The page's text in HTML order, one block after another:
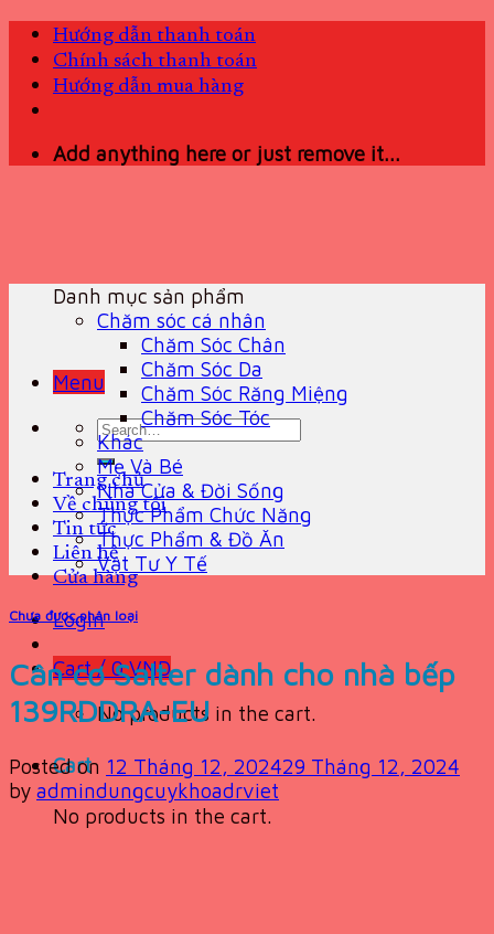
Skip
content
Hướng dẫn thanh toán
Chính sách thanh toán
Hướng dẫn mua hàng
Add anything here or just remove it...
Menu
Search
for:
Trang chủ
Về chúng tôi
Tin tức
Liên hệ
Cửa hàng
Login
Cart / 0VND
No products in the cart.
Cart
No products in the cart.
Danh mục sản phẩm
Chăm sóc cá nhân
Chăm Sóc Chân
Chăm Sóc Da
Chăm Sóc Răng Miệng
Chăm Sóc Tóc
Khác
Mẹ Và Bé
Nhà Cửa & Đời Sống
Thực Phẩm Chức Năng
Thực Phẩm & Đồ Ăn
Vật Tư Y Tế
Chưa được phân loại
Cân cơ Salter dành cho nhà bếp
139RDDRA-EU
Posted on 12 Tháng 12, 202429 Tháng 12, 2024
by admindungcuykhoadrviet